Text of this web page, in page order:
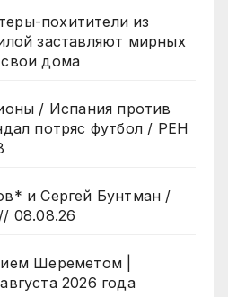
похитители из
заставляют мирных
дома
/ Испания против
потряс футбол / РЕН
и Сергей Бунтман /
08.08.26
Шереметом |
2026 года